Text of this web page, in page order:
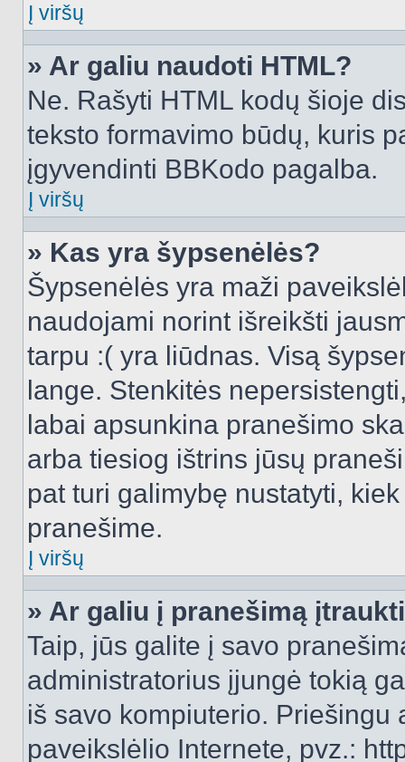
Į viršų
» Ar galiu naudoti HTML?
Ne. Rašyti HTML kodų šioje
teksto formavimo būdų, kuris
įgyvendinti BBKodo pagalba.
Į viršų
» Kas yra šypsenėlės?
Šypsenėlės yra maži
naudojami norint išreikšti
tarpu :( yra liūdnas. Visą
lange. Stenkitės
labai apsunkina pranešimo
arba tiesiog ištrins jūsų
pat turi galimybę nustatyti,
pranešime.
Į viršų
» Ar galiu į pranešimą
Taip, jūs galite į savo
administratorius įjungė tokią
iš savo kompiuterio.
paveikslėlio Internete, pvz.: